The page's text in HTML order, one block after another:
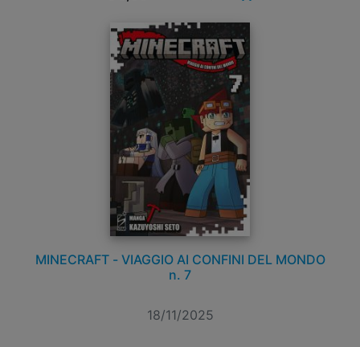
MINECRAFT - VIAGGIO AI CONFINI DEL MONDO
n. 7
18/11/2025